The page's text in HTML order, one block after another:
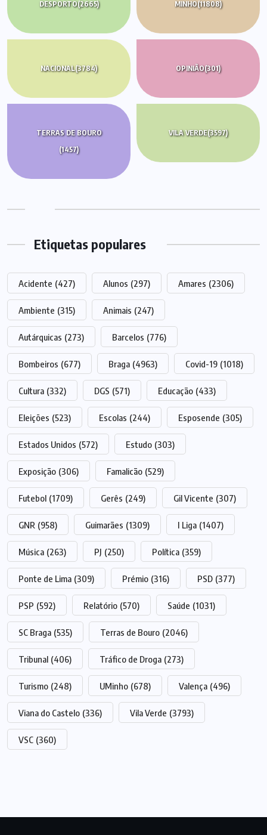
DESPORTO(2665) MINHO(11808)
NACIONAL(3784) OPINIÃO(301)
TERRAS DE BOURO
(1457)
VILA VERDE(3597)
Etiquetas populares
Acidente (427) Alunos (297) Amares (2306)
Ambiente (315) Animais (247)
Autárquicas (273) Barcelos (776)
Bombeiros (677) Braga (4963) Covid-19 (1018)
Cultura (332) DGS (571) Educação (433)
Eleições (523) Escolas (244) Esposende (305)
Estados Unidos (572) Estudo (303)
Exposição (306) Famalicão (529)
Futebol (1709) Gerês (249) Gil Vicente (307)
GNR (958) Guimarães (1309) I Liga (1407)
Música (263) PJ (250) Política (359)
Ponte de Lima (309) Prémio (316) PSD (377)
PSP (592) Relatório (570) Saúde (1031)
SC Braga (535) Terras de Bouro (2046)
Tribunal (406) Tráfico de Droga (273)
Turismo (248) UMinho (678) Valença (496)
Viana do Castelo (336) Vila Verde (3793)
VSC (360)